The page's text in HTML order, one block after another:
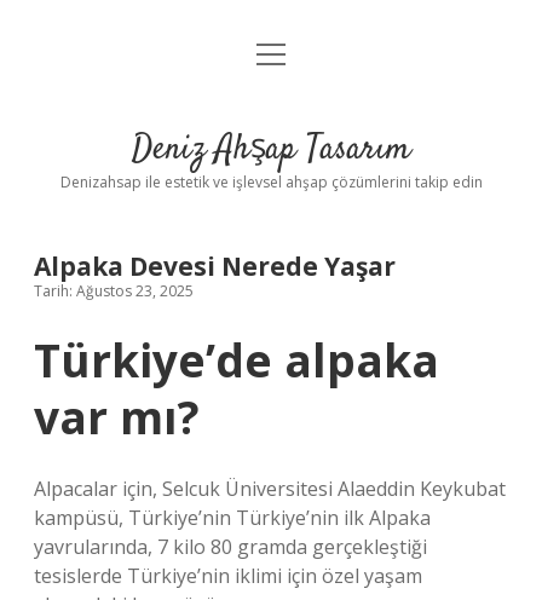
Anasayfa
Yasal Uyarı
menüyü
Deniz Ahşap Tasarım
Denizahsap ile estetik ve işlevsel ahşap çözümlerini takip edin
Alpaka Devesi Nerede Yaşar
Tarih: Ağustos 23, 2025
Türkiye’de alpaka
var mı?
Alpacalar için, Selcuk Üniversitesi Alaeddin Keykubat
kampüsü, Türkiye’nin Türkiye’nin ilk Alpaka
yavrularında, 7 kilo 80 gramda gerçekleştiği
tesislerde Türkiye’nin iklimi için özel yaşam